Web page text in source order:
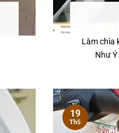
Làm chìa
Như
19
Th5